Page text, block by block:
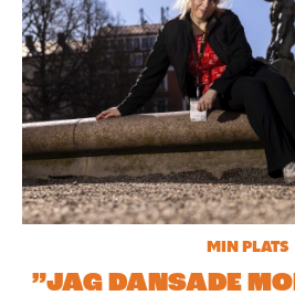
MIN PLATS
”JAG DANSADE